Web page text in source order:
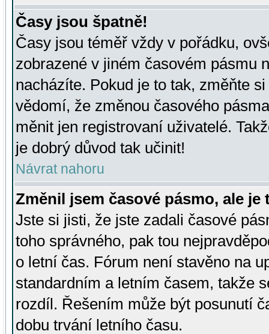
Časy jsou špatně!
Časy jsou téměř vždy v pořádku,
zobrazené v jiném časovém pásmu
nacházíte. Pokud je to tak, změňte
vědomí, že změnou časového
měnit jen registrovaní uživatelé.
je dobrý důvod tak učinit!
Návrat nahoru
Změnil jsem časové pásmo, ale je
Jste si jisti, že jste zadali časové
toho správného, pak tou
o letní čas. Fórum není stavěno na
standardním a letním časem, takže
rozdíl. Řešením může být posunutí
dobu trvání letního času.